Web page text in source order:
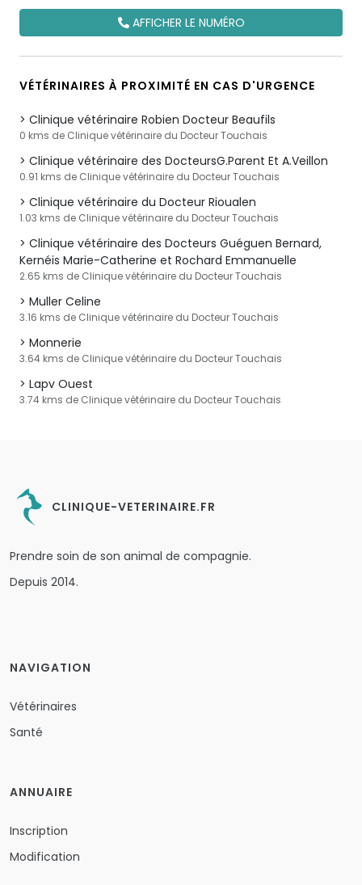
AFFICHER LE NUMÉRO
VÉTÉRINAIRES À PROXIMITÉ EN CAS D'URGENCE
Clinique vétérinaire Robien Docteur Beaufils
0 kms de Clinique vétérinaire du Docteur Touchais
Clinique vétérinaire des DocteursG.Parent Et A.Veillon
0.91 kms de Clinique vétérinaire du Docteur Touchais
Clinique vétérinaire du Docteur Rioualen
1.03 kms de Clinique vétérinaire du Docteur Touchais
Clinique vétérinaire des Docteurs Guéguen Bernard,
Kernéis Marie-Catherine et Rochard Emmanuelle
2.65 kms de Clinique vétérinaire du Docteur Touchais
Muller Celine
3.16 kms de Clinique vétérinaire du Docteur Touchais
Monnerie
3.64 kms de Clinique vétérinaire du Docteur Touchais
Lapv Ouest
3.74 kms de Clinique vétérinaire du Docteur Touchais
CLINIQUE-VETERINAIRE.FR
Prendre soin de son animal de compagnie.
Depuis 2014.
NAVIGATION
Vétérinaires
Santé
ANNUAIRE
Inscription
Modification